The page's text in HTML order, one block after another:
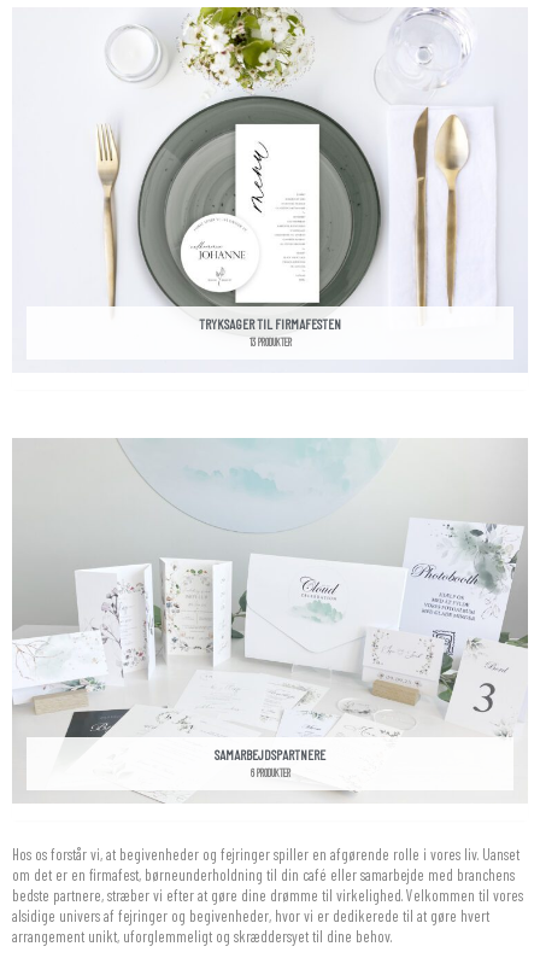
TRYKSAGER TIL FIRMAFESTEN
13 PRODUKTER
SAMARBEJDSPARTNERE
6 PRODUKTER
Hos os forstår vi, at begivenheder og fejringer spiller en afgørende rolle i vores liv. Uanset
om det er en firmafest, børneunderholdning til din café eller samarbejde med branchens
bedste partnere, stræber vi efter at gøre dine drømme til virkelighed. Velkommen til vores
alsidige univers af fejringer og begivenheder, hvor vi er dedikerede til at gøre hvert
arrangement unikt, uforglemmeligt og skræddersyet til dine behov.